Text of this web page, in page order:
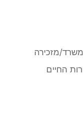
מזכירה
החיים